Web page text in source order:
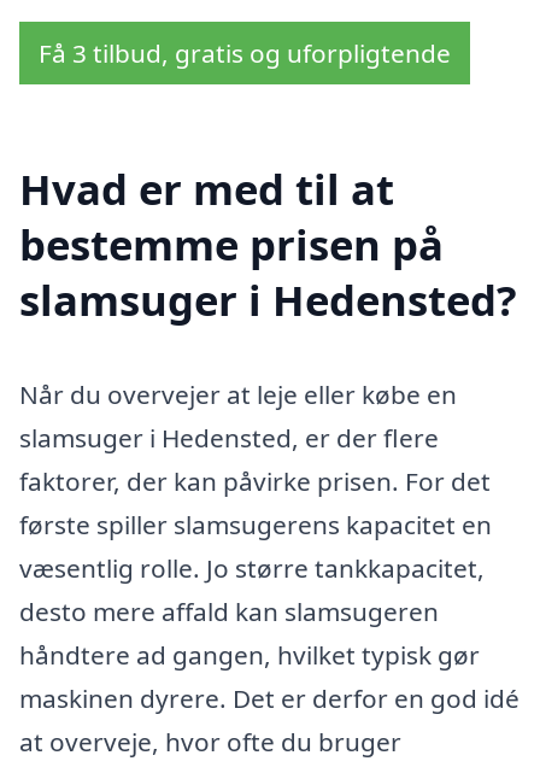
Få 3 tilbud, gratis og uforpligtende
Hvad er med til at
bestemme prisen på
slamsuger i Hedensted?
Når du overvejer at leje eller købe en
slamsuger i Hedensted, er der flere
faktorer, der kan påvirke prisen. For det
første spiller slamsugerens kapacitet en
væsentlig rolle. Jo større tankkapacitet,
desto mere affald kan slamsugeren
håndtere ad gangen, hvilket typisk gør
maskinen dyrere. Det er derfor en god idé
at overveje, hvor ofte du bruger